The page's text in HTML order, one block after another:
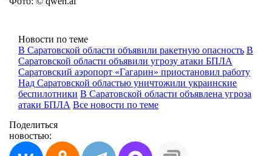
Новости по теме
В Саратовской области объявили ракетную опасность В
Саратовской области объявили угрозу атаки БПЛА
Саратовский аэропорт «Гагарин» приостановил работу
Над Саратовской областью уничтожили украинские
беспилотники В Саратовской области объявлена угроза
атаки БПЛА Все новости по теме
Поделиться
новостью: